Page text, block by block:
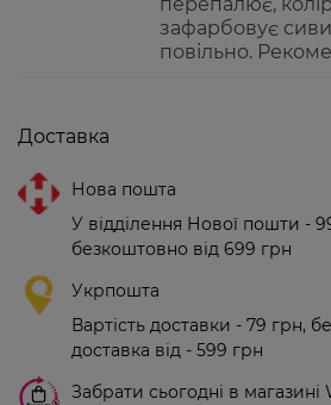
перепалює,
зафарбовує
повільно.
Доставка
Нова пошта
У відділення Нової пошти -
безкоштовно від 699 грн
Укрпошта
Вартість доставки - 79 грн,
доставка від - 599 грн
Забрати сьогодні в магазині